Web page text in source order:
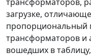
загрузке,
пропорциональный
трансформаторов и
вошедших в